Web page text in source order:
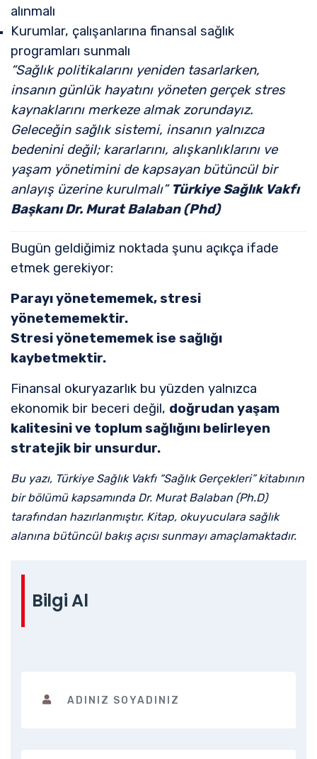
alınmalı
Kurumlar, çalışanlarına finansal sağlık
programları sunmalı
“Sağlık politikalarını yeniden tasarlarken,
insanın günlük hayatını yöneten gerçek stres
kaynaklarını merkeze almak zorundayız.
Geleceğin sağlık sistemi, insanın yalnızca
bedenini değil; kararlarını, alışkanlıklarını ve
yaşam yönetimini de kapsayan bütüncül bir
anlayış üzerine kurulmalı” Türkiye Sağlık Vakfı
Başkanı Dr. Murat Balaban (Phd)
Bugün geldiğimiz noktada şunu açıkça ifade
etmek gerekiyor:
Parayı yönetememek, stresi
yönetememektir.
Stresi yönetememek ise sağlığı
kaybetmektir.
Finansal okuryazarlık bu yüzden yalnızca
ekonomik bir beceri değil, doğrudan yaşam
kalitesini ve toplum sağlığını belirleyen
stratejik bir unsurdur.
Bu yazı, Türkiye Sağlık Vakfı “Sağlık Gerçekleri” kitabının
bir bölümü kapsamında Dr. Murat Balaban (Ph.D)
tarafından hazırlanmıştır. Kitap, okuyuculara sağlık
alanına bütüncül bakış açısı sunmayı amaçlamaktadır.
Bilgi Al